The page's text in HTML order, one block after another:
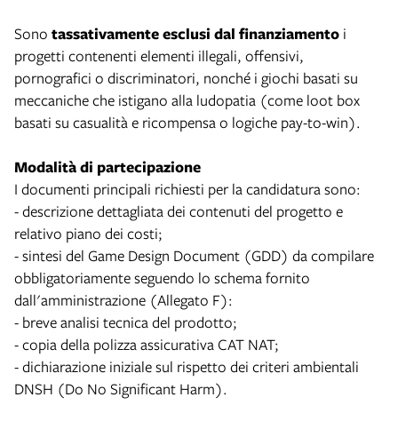
Sono tassativamente esclusi dal finanziamento i
progetti contenenti elementi illegali, offensivi,
pornografici o discriminatori, nonché i giochi basati su
meccaniche che istigano alla ludopatia (come loot box
basati su casualità e ricompensa o logiche pay-to-win).
Modalità di partecipazione
I documenti principali richiesti per la candidatura sono:
- descrizione dettagliata dei contenuti del progetto e
relativo piano dei costi;
- sintesi del Game Design Document (GDD) da compilare
obbligatoriamente seguendo lo schema fornito
dall'amministrazione (Allegato F):
- breve analisi tecnica del prodotto;
- copia della polizza assicurativa CAT NAT;
- dichiarazione iniziale sul rispetto dei criteri ambientali
DNSH (Do No Significant Harm).